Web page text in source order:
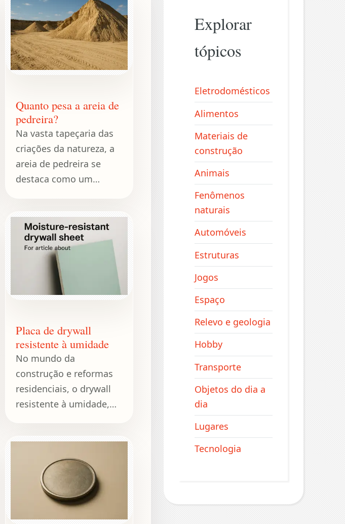
Quanto pesa a areia de
pedreira?
Na vasta tapeçaria das
criações da natureza, a
areia de pedreira se
destaca como um
Placa de drywall
resistente à umidade
No mundo da
construção e reformas
residenciais, o drywall
resistente à umidade,
sua capacidade de
suportar condições de
Explorar
tópicos
Eletrodomésticos
Alimentos
Materiais de
construção
Animais
Fenômenos
naturais
Automóveis
Estruturas
Jogos
Espaço
Relevo e geologia
Hobby
Transporte
Objetos do dia a
dia
Lugares
Tecnologia